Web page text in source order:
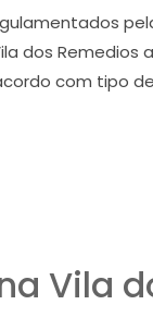
pela
dos Remedios
com tipo
na Vila